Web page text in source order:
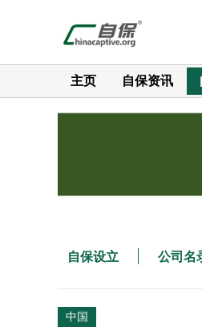
主页 自保资讯
自保设立 公司名
中国